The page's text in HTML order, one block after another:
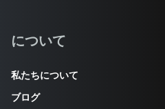
について
私たちについて
ブログ